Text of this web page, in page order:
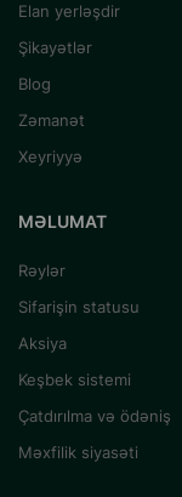
Elan yerləşdir
Şikayətlər
Blog
Zəmanət
Xeyriyyə
MƏLUMAT
Rəylər
Sifarişin statusu
Aksiya
Keşbek sistemi
Çatdırılma və ödəniş
Məxfilik siyasəti